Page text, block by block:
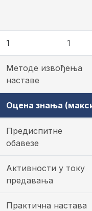
1 1
Методе извођења
наставе
Оцена знања
Предиспитне
обавезе
Активности у току
предавања
Практична настава